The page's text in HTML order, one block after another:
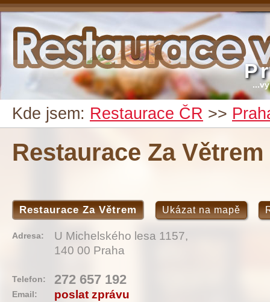
Kde jsem: Restaurace ČR >>
Restaurace Za Větrem
Restaurace Za Větrem Ukázat na mapě
Adresa:
U Michelského lesa 1157,
140 00 Praha
Telefon: 272 657 192
Email: poslat zprávu